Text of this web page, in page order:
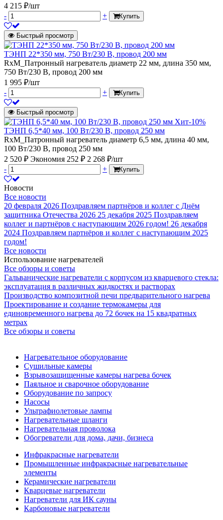
4 215 ₽/шт
-
+ Купить
Быстрый просмотр
ТЭНП 22*350 мм, 750 Вт/230 В, провод 200 мм
RxM_Патронный нагреватель диаметр 22 мм, длина 350 мм,
750 Вт/230 В, провод 200 мм
1 995 ₽/шт
-
+ Купить
Быстрый просмотр
Хит-10%
ТЭНП 6,5*40 мм, 100 Вт/230 В, провод 250 мм
RxM_Патронный нагреватель диаметр 6,5 мм, длина 40 мм,
100 Вт/230 В, провод 250 мм
2 520 ₽ Экономия 252 ₽ 2 268 ₽/шт
-
+ Купить
Новости
Все новости
20 февраля 2026 Поздравляем партнёров и коллег с Днём
защитника Отечества 2026 25 декабря 2025 Поздравляем
коллег и партнёров с наступающим 2026 годом! 26 декабря
2024 Поздравляем партнёров и коллег с наступающим 2025
годом!
Все новости
Использование нагревателей
Все обзоры и советы
Гальванические нагреватели с корпусом из кварцевого стекла:
эксплуатация в различных жидкостях и растворах
Производство композитной печи предварительного нагрева
Проектирование и создание термокамеры для
единовременного нагрева до 72 бочек на 15 квадратных
метрах
Все обзоры и советы
Нагревательное оборудование
Сушильные камеры
Взрывозащищенные камеры нагрева бочек
Паяльное и сварочное оборудование
Оборудование по запросу
Насосы
Ультрафиолетовые лампы
Нагревательные шланги
Нагревательная проволока
Обогреватели для дома, дачи, бизнеса
Инфракрасные нагреватели
Промышленные инфракрасные нагревательные
элементы
Керамические нагреватели
Кварцевые нагреватели
Нагреватели для ИК сауны
Карбоновые нагреватели